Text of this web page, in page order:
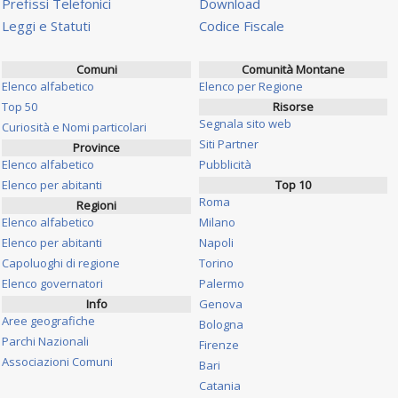
Prefissi Telefonici
Leggi e Statuti
Download
Codice Fiscale
Comuni
Elenco alfabetico
Top 50
Curiosità e Nomi particolari
Province
Elenco alfabetico
Elenco per abitanti
Regioni
Elenco alfabetico
Elenco per abitanti
Capoluoghi di regione
Elenco governatori
Info
Aree geografiche
Parchi Nazionali
Associazioni Comuni
Comunità Montane
Elenco per Regione
Risorse
Segnala sito web
Siti Partner
Pubblicità
Top 10
Roma
Milano
Napoli
Torino
Palermo
Genova
Bologna
Firenze
Bari
Catania